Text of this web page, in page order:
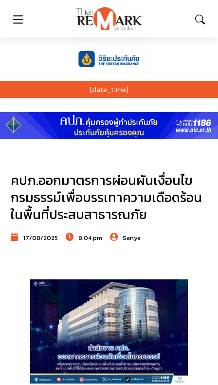
[date_time]
คปภ.ออกมาตรการผ่อนผันเงื่อนไข
กรมธรรม์เพื่อบรรเทาความเดือดร้อน
ในพื้นที่ประสบสาธารณภัย
17/08/2025 8:04 pm Sanya